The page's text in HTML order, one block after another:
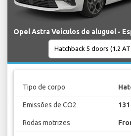
Opel Astra Veículos de aluguel -
Tipo de corpo
Emissões de CO2
Rodas motrizes